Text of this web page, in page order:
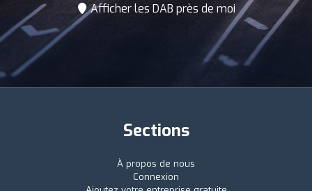
Afficher les DAB près de moi
Sections
À propos de nous
Connexion